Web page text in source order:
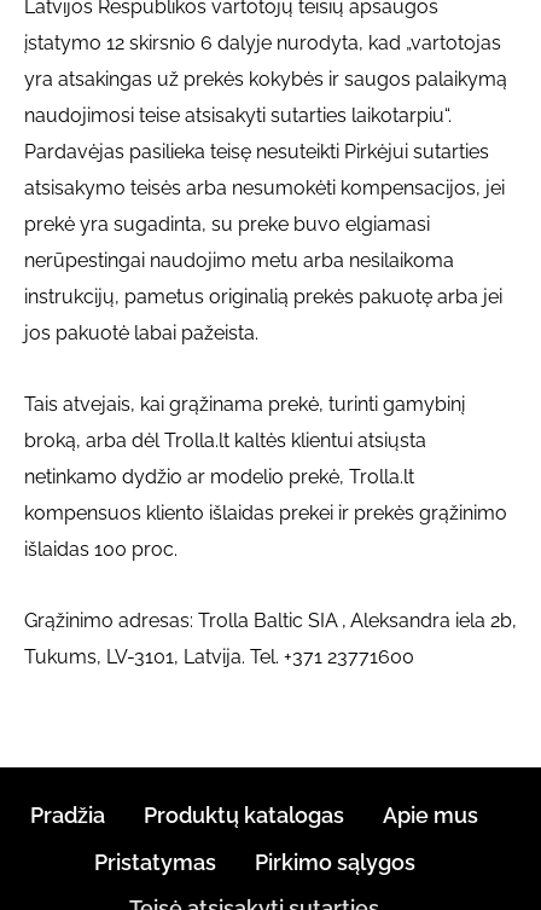
Latvijos Respublikos vartotojų teisių apsaugos
įstatymo 12 skirsnio 6 dalyje nurodyta, kad „vartotojas
yra atsakingas už prekės kokybės ir saugos palaikymą
naudojimosi teise atsisakyti sutarties laikotarpiu“.
Pardavėjas pasilieka teisę nesuteikti Pirkėjui sutarties
atsisakymo teisės arba nesumokėti kompensacijos, jei
prekė yra sugadinta, su preke buvo elgiamasi
nerūpestingai naudojimo metu arba nesilaikoma
instrukcijų, pametus originalią prekės pakuotę arba jei
jos pakuotė labai pažeista.
Tais atvejais, kai grąžinama prekė, turinti gamybinį
broką, arba dėl Trolla.lt kaltės klientui atsiųsta
netinkamo dydžio ar modelio prekė, Trolla.lt
kompensuos kliento išlaidas prekei ir prekės grąžinimo
išlaidas 100 proc.
Grąžinimo adresas: Trolla Baltic SIA, Aleksandra iela 2b,
Tukums, LV-3101, Latvija. Tel. +371 23771600
Pradžia Produktų katalogas
Apie mus
Pristatymas
Pirkimo sąlygos